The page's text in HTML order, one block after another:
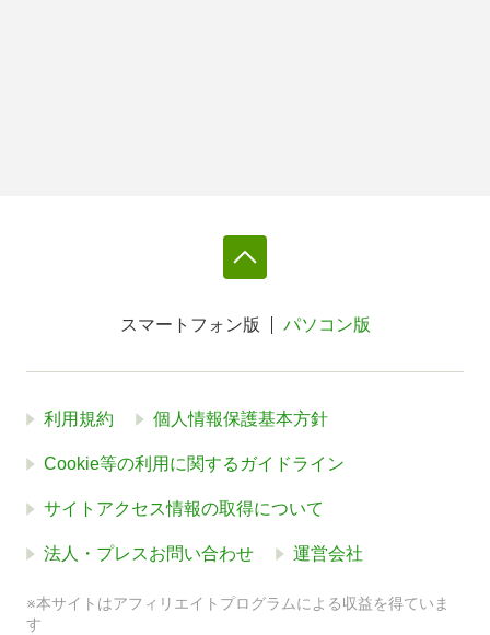
スマートフォン版 パソコン版
利用規約 個人情報保護基本方針
Cookie等の利用に関するガイドライン
サイトアクセス情報の取得について
法人・プレスお問い合わせ 運営会社
※本サイトはアフィリエイトプログラムによる収益を得ていま
す